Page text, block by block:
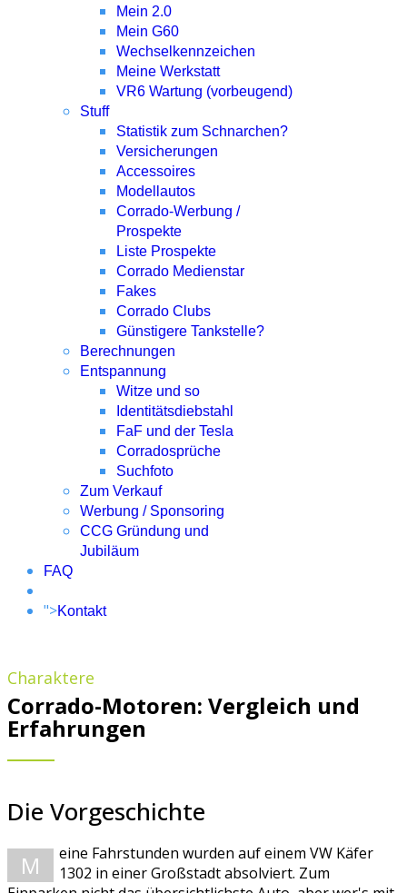
Mein 2.0
Mein G60
Wechselkennzeichen
Meine Werkstatt
VR6 Wartung (vorbeugend)
Stuff
Statistik zum Schnarchen?
Versicherungen
Accessoires
Modellautos
Corrado-Werbung /
Prospekte
Liste Prospekte
Corrado Medienstar
Fakes
Corrado Clubs
Günstigere Tankstelle?
Berechnungen
Entspannung
Witze und so
Identitätsdiebstahl
FaF und der Tesla
Corradosprüche
Suchfoto
Zum Verkauf
Werbung / Sponsoring
CCG Gründung und
Jubiläum
FAQ
">Kontakt
Charaktere
Corrado-Motoren: Vergleich und
Erfahrungen
Die Vorgeschichte
M
eine Fahrstunden wurden auf einem VW Käfer
1302 in einer Großstadt absolviert. Zum